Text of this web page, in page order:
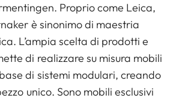
Proprio come Leica,
è sinonimo di maestria
L’ampia scelta di prodotti e
di realizzare su misura mobili
di sistemi modulari, creando
unico. Sono mobili esclusivi